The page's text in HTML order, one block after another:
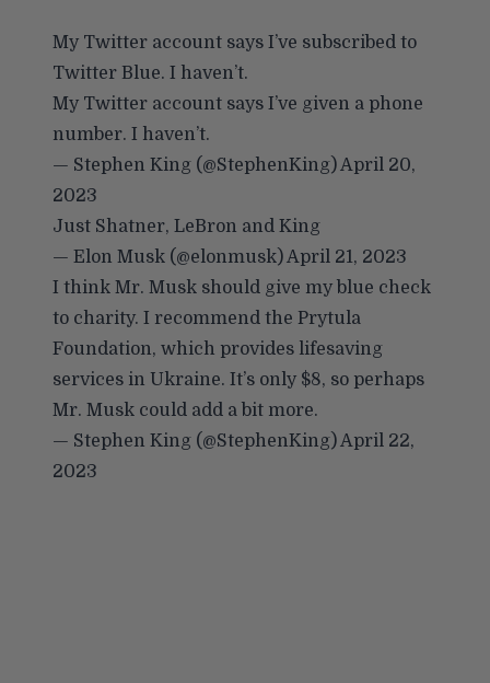
My Twitter account says I’ve subscribed to
Twitter Blue. I haven’t.
My Twitter account says I’ve given a phone
number. I haven’t.
— Stephen King (@StephenKing)April 20,
2023
Just Shatner, LeBron and King
— Elon Musk (@elonmusk)April 21, 2023
I think Mr. Musk should give my blue check
to charity. I recommend the Prytula
Foundation, which provides lifesaving
services in Ukraine. It’s only $8, so perhaps
Mr. Musk could add a bit more.
— Stephen King (@StephenKing)April 22,
2023